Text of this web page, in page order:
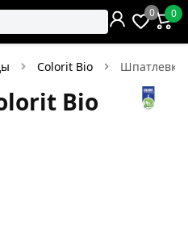
0 0
Colorit Bio Шпатлевки
Bio